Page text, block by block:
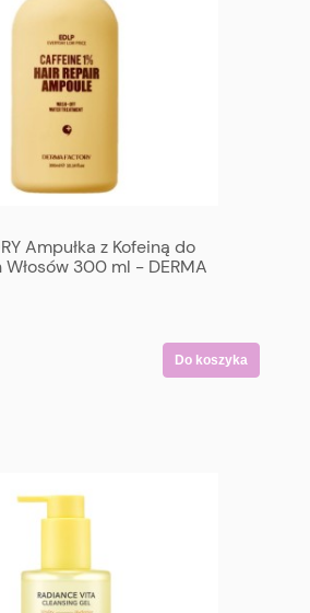
Ampułka z Kofeiną do
300 ml - DERMA
Do koszyka